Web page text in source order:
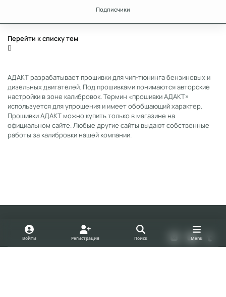
Подписчики
Перейти к списку тем
АДАКТ разрабатывает прошивки для чип-тюнинга бензиновых и
дизельных двигателей. Под прошивками понимаются авторские
настройки в зоне калибровок. Термин «прошивки АДАКТ»
используется для упрощения и имеет обобщающий характер.
Прошивки АДАКТ можно купить только в магазине на
официальном сайте. Любые другие сайты выдают собственные
работы за калибровки нашей компании.
Light ModeDark ModeSystem Preference
k
o
t
u
Войти Регистрация Поиск Menu